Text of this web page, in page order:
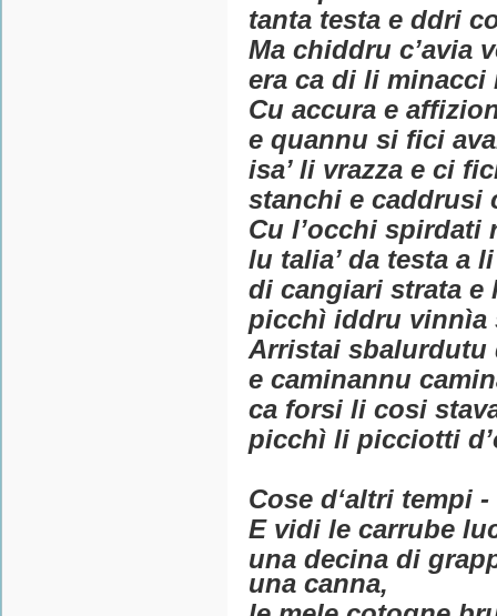
tanta testa e ddri
Ma chiddru c’avia
era ca di li
Cu accura e
e quannu si fici
isa’ li vrazza e ci
stanchi e caddrusi
Cu l’occhi
lu talia’ da testa a
di cangiari strata
picchì iddru vinnìa
Arristai
e caminannu
ca forsi li cosi
picchì li picciotti
Cose d‘altri tempi
E vidi le carrube
una decina di
una canna,